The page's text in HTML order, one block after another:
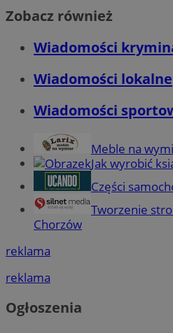
Zobacz również
Wiadomości
Wiadomości lokalne
Wiadomości
Meble na
Jak wyrobić
Części
Tworzenie
Chorzów
reklama
reklama
Ogłoszenia